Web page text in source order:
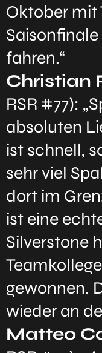
Oktober mit
fahren.“
Christian
RSR #77):
absoluten
ist schnell,
sehr viel
dort im
ist eine
Silverstone
gewonnen.
wieder an
Matteo